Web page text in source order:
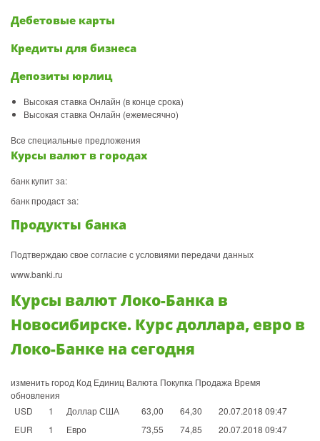
Дебетовые карты
Кредиты для бизнеса
Депозиты юрлиц
Высокая ставка Онлайн (в конце срока)
Высокая ставка Онлайн (ежемесячно)
Все специальные предложения
Курсы валют в городах
банк купит за:
банк продаст за:
Продукты банка
Подтверждаю свое согласие с условиями передачи данных
www.banki.ru
Курсы валют Локо-Банка в
Новосибирске. Курс доллара, евро в
Локо-Банке на сегодня
изменить город Код Единиц Валюта Покупка Продажа Время
обновления
USD
1 Доллар США 63,00 64,30
20.07.2018 09:47
EUR
1 Евро 73,55 74,85 20.07.2018 09:47